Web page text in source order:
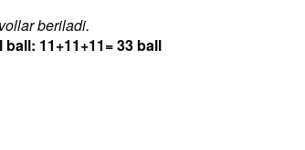
beriladi.
11+11+11= 33 ball